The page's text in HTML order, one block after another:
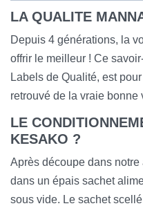
LA QUALITE
Depuis 4 générations, la
offrir le meilleur ! Ce
Labels de Qualité, est
retrouvé de la vraie bonne
LE
KESAKO ?
Après découpe dans
dans un épais sachet
sous vide. Le sachet